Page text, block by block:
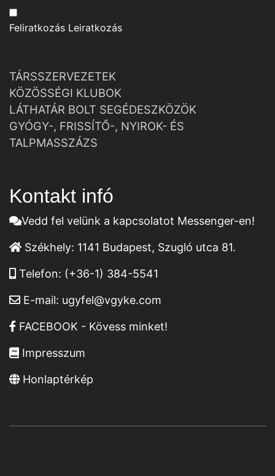
Feliratkozás Leiratkozás
TÁRSSZERVEZETEK
KÖZÖSSÉGI KLUBOK
LÁTHATÁR BOLT SEGÉDESZKÖZÖK
GYÓGY-, FRISSÍTŐ-, NYIROK- ÉS
TALPMASSZÁZS
Kontakt infó
Vedd fel velünk a kapcsolatot Messenger-en!
Székhely: 1141 Budapest, Szugló utca 81.
Telefon: (+36-1) 384-5541
E-mail: ugyfel@vgyke.com
FACEBOOK - Kövess minket!
Impresszum
Honlaptérkép